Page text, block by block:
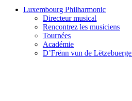
Luxembourg Philharmonic
Directeur musical
Rencontrez les musiciens
Tournées
Académie
D’Frënn vun de